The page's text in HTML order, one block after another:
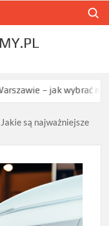
wybrać najlepszą
Jakie są najważniejsze